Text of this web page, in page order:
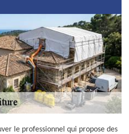
le professionnel qui propose des